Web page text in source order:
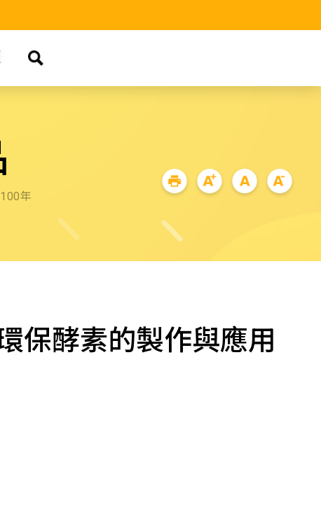
年
保酵素的製作與應用